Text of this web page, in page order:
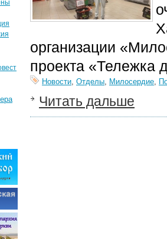
организации
проекта «Тележка
Новости, Отделы, Милосердие,
Читать дальше